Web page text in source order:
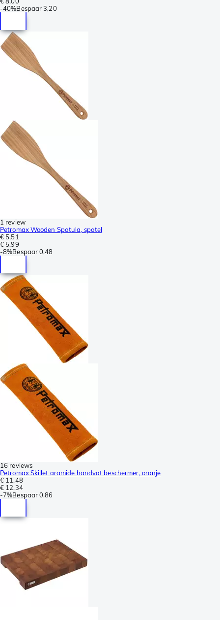
-40%Bespaar 3,20
1 review
Petromax Wooden Spatula, spatel
€ 5,51
€ 5,99
-8%Bespaar0,48
16 reviews
Petromax Skillet aramide handvat beschermer, oranje
€ 11,48
€ 12,34
-7%Bespaar0,86